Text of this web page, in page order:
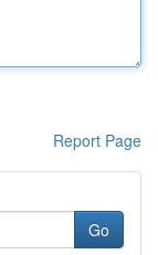
Report Page
Go